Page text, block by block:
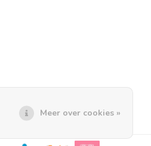
Meer over cookies »